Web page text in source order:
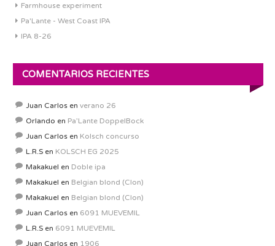
Farmhouse experiment
Pa'Lante - West Coast IPA
IPA 8-26
COMENTARIOS RECIENTES
Juan Carlos en verano 26
Orlando en Pa’Lante DoppelBock
Juan Carlos en Kolsch concurso
L.R.S en KOLSCH EG 2025
Makakuel en Doble ipa
Makakuel en Belgian blond (Clon)
Makakuel en Belgian blond (Clon)
Juan Carlos en 6091 MUEVEMIL
L.R.S en 6091 MUEVEMIL
Juan Carlos en 1906